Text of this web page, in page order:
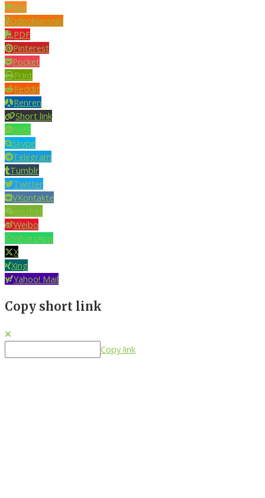
Mix
Odnoklassniki
PDF
Pinterest
Pocket
Print
Reddit
Renren
Short link
SMS
Skype
Telegram
Tumblr
Twitter
VKontakte
wechat
Weibo
WhatsApp
X
Xing
Yahoo! Mail
Copy short link
Copy link